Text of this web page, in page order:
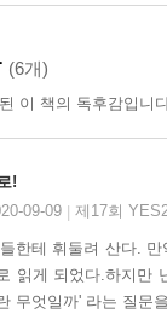
(6개)
이 책의 독후감입니
!
09-09 제17회
한테 휘둘려 산다.
읽게 되었다.하지만
무엇일까' 라는 질